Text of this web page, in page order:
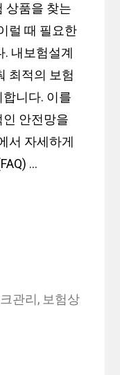
상품을 찾는
럴 때 필요한
. 내보험설계
최적의 보험
니다. 이를
안전망을
서 자세하게
…
관리, 보험상